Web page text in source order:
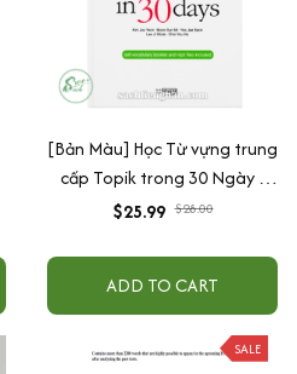
[Bản Màu] Học Từ vựng trung
cấp Topik trong 30 Ngày -
Intermediate Vocabulary
$25.99 $28.00
ADD TO CART
SALE